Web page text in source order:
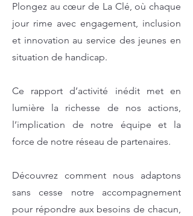
Plongez au cœur de La Clé, où chaque
jour rime avec engagement, inclusion
et innovation au service des jeunes en
situation de handicap.
Ce rapport d’activité inédit met en
lumière la richesse de nos actions,
l’implication de notre équipe et la
force de notre réseau de partenaires.
Découvrez comment nous adaptons
sans cesse notre accompagnement
pour répondre aux besoins de chacun,